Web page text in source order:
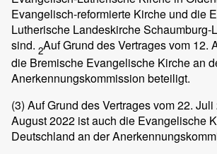
Evangelisch-reformierte Kirche und die
Lutherische Landeskirche Schaumburg-
sind. 2Auf Grund des Vertrages vom 12.
die Bremische Evangelische Kirche an
Anerkennungskommission beteiligt.
(3) Auf Grund des Vertrages vom 22.
August 2022 ist auch die Evangelische
Deutschland an der